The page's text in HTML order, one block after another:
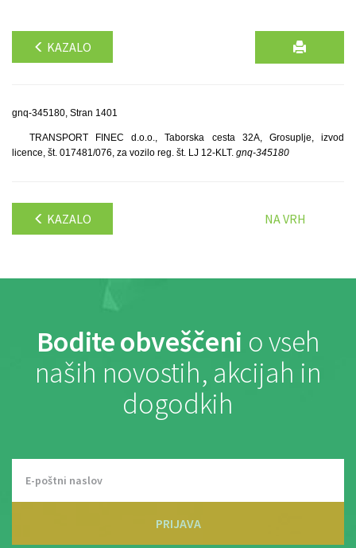
KAZALO
gnq-345180, Stran 1401
TRANSPORT FINEC d.o.o., Taborska cesta 32A, Grosuplje, izvod
licence, št. 017481/076, za vozilo reg. št. LJ 12-KLT. gnq-345180
KAZALO NA VRH
Bodite obveščeni o vseh
naših novostih, akcijah in
dogodkih
PRIJAVA